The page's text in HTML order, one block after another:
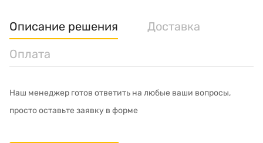
Описание решения
Доставка
Оплата
Наш менеджер готов ответить на любые ваши вопросы,
просто оставьте заявку в форме